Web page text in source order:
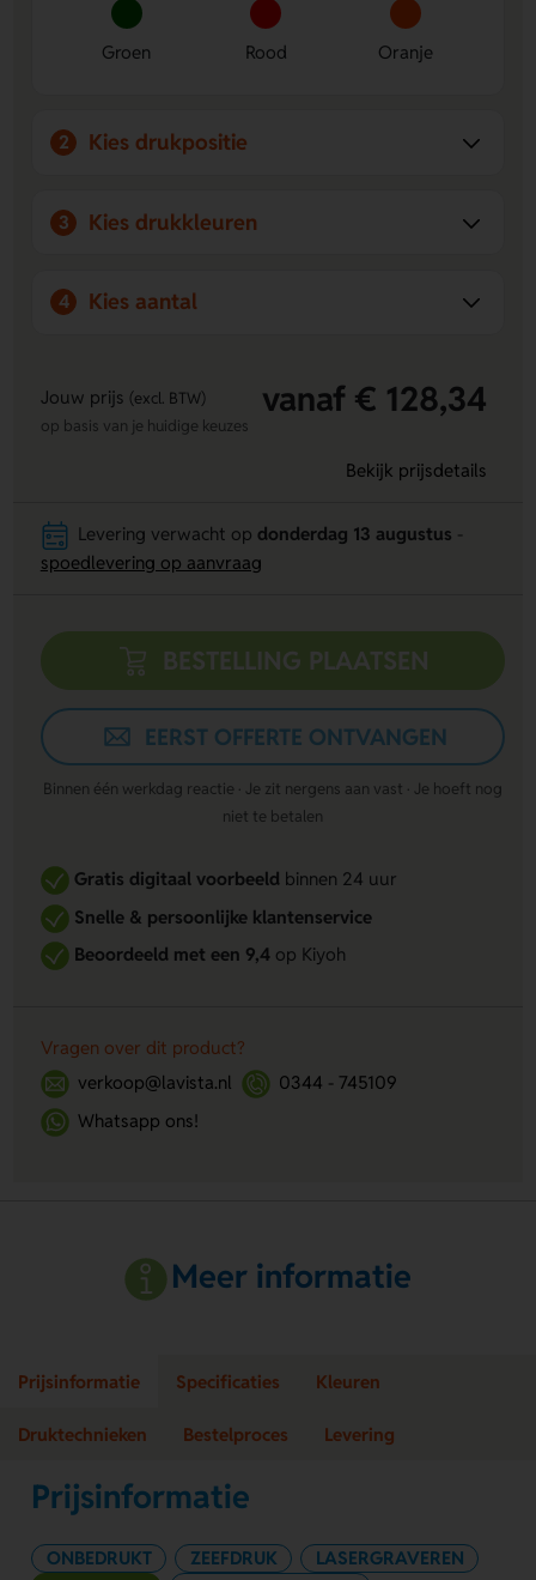
Aanstekers bedrukken
? Je bent bij Lavista aan het juiste
Groen Rood Oranje
2 Kies drukpositie
3 Kies drukkleuren
4 Kies aantal
Jouw prijs (excl. BTW) vanaf € 128,34
op basis van je huidige keuzes
Bekijk prijsdetails
Levering verwacht op donderdag 13 augustus
spoedlevering op aanvraag
BESTELLING PLAATSEN
EERST OFFERTE ONTVANGEN
Binnen één werkdag reactie · Je zit nergens aan vast · Je hoeft nog
niet te betalen
Gratis digitaal voorbeeldbinnen 24 uur
Snelle & persoonlijke klantenservice
Beoordeeld met een 9,4op Kiyoh
Vragen over dit product?
verkoop@lavista.nl
0344 - 745109
Whatsapp ons!
Meer informatie
Prijsinformatie Specificaties Kleuren
Druktechnieken Bestelproces Levering
Prijsinformatie
ONBEDRUKT ZEEFDRUK
LASERGRAVEREN